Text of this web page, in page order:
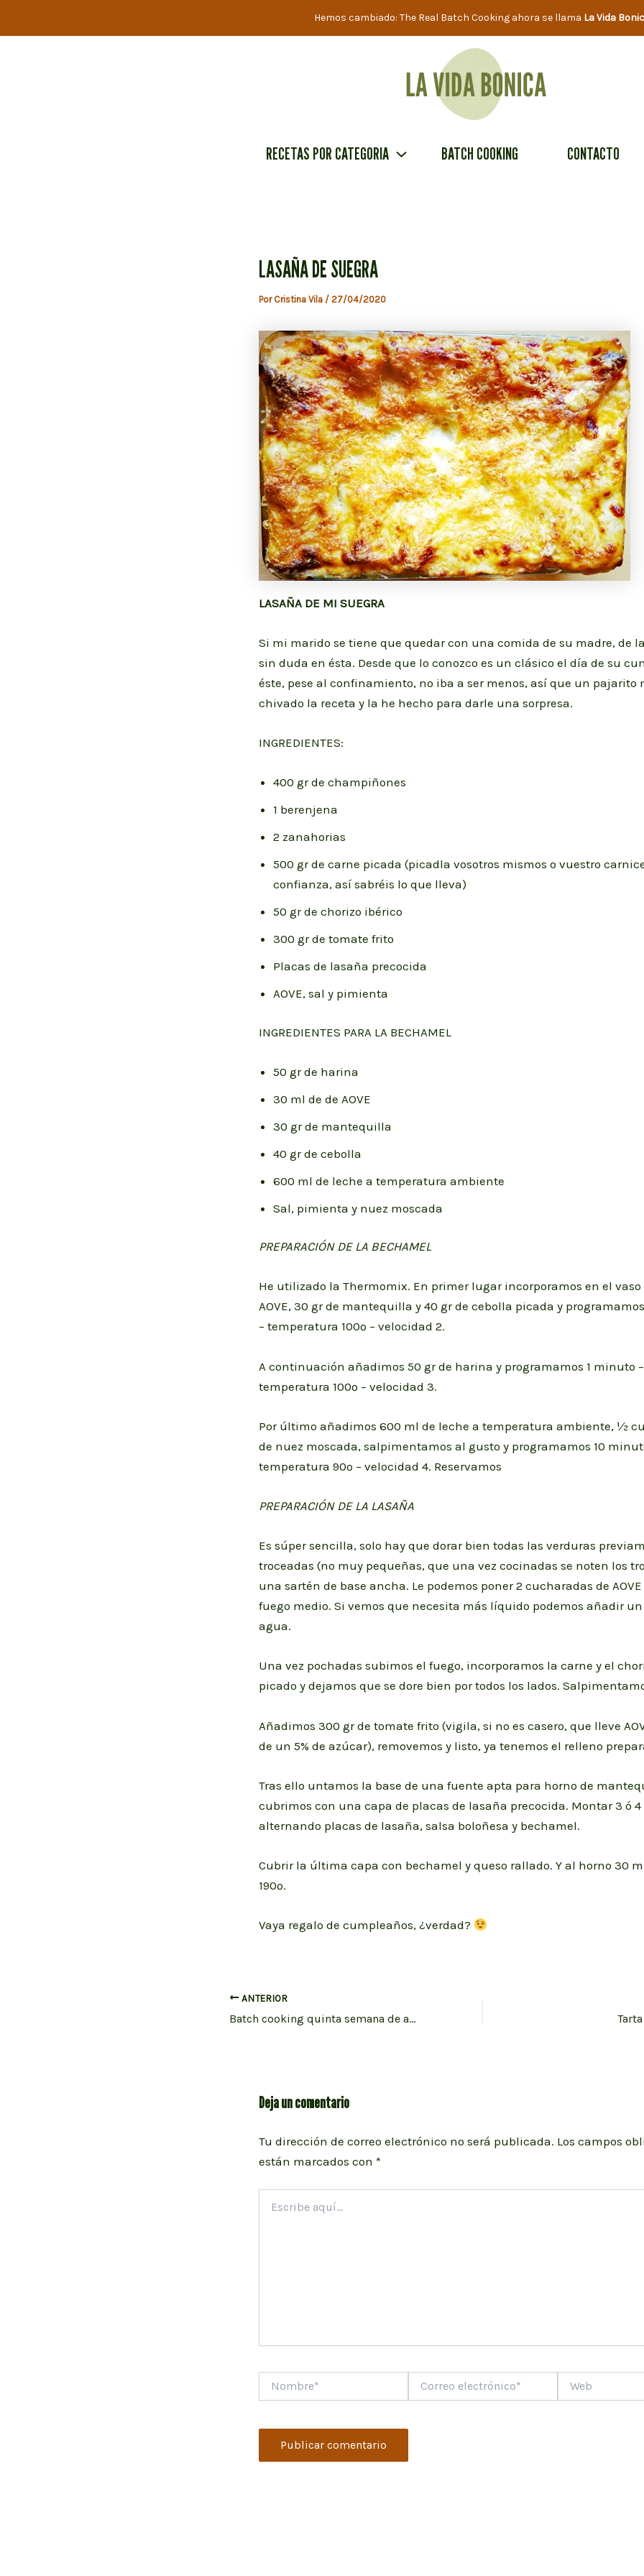
Hemos cambiado: The Real Batch Cooking ahora se llama La Vida
RECETAS POR CATEGORIA BATCH COOKING CONTACTO
LASAÑA DE SUEGRA
Por Cristina Vila / 27/04/2020
LASAÑA DE MI SUEGRA
Si mi marido se tiene que quedar con una comida de su madre, de
sin duda en ésta. Desde que lo conozco es un clásico el día de su
éste, pese al confinamiento, no iba a ser menos, así que un pajarito
chivado la receta y la he hecho para darle una sorpresa.
INGREDIENTES:
400 gr de champiñones
1 berenjena
2 zanahorias
500 gr de carne picada (picadla vosotros mismos o vuestro
confianza, así sabréis lo que lleva)
50 gr de chorizo ibérico
300 gr de tomate frito
Placas de lasaña precocida
AOVE, sal y pimienta
INGREDIENTES PARA LA BECHAMEL
50 gr de harina
30 ml de de AOVE
30 gr de mantequilla
40 gr de cebolla
600 ml de leche a temperatura ambiente
Sal, pimienta y nuez moscada
PREPARACIÓN DE LA BECHAMEL
He utilizado la Thermomix. En primer lugar incorporamos en el vaso
AOVE, 30 gr de mantequilla y 40 gr de cebolla picada y
– temperatura 100º – velocidad 2.
A continuación añadimos 50 gr de harina y programamos 1 minuto –
temperatura 100º – velocidad 3.
Por último añadimos 600 ml de leche a temperatura ambiente, ½
de nuez moscada, salpimentamos al gusto y programamos 10
temperatura 90º – velocidad 4. Reservamos
PREPARACIÓN DE LA LASAÑA
Es súper sencilla, solo hay que dorar bien todas las verduras
troceadas (no muy pequeñas, que una vez cocinadas se noten los
una sartén de base ancha. Le podemos poner 2 cucharadas de
fuego medio. Si vemos que necesita más líquido podemos añadir un
agua.
Una vez pochadas subimos el fuego, incorporamos la carne y el
picado y dejamos que se dore bien por todos los lados.
Añadimos 300 gr de tomate frito (vigila, si no es casero, que lleve
de un 5% de azúcar), removemos y listo, ya tenemos el relleno
Tras ello untamos la base de una fuente apta para horno de
cubrimos con una capa de placas de lasaña precocida. Montar 3 ó 4
alternando placas de lasaña, salsa boloñesa y bechamel.
Cubrir la última capa con bechamel y queso rallado. Y al horno 30
190º.
Vaya regalo de cumpleaños, ¿verdad?
Navegación
de
ANTERIOR
Batch cooking quinta semana de abril
Deja un comentario
Tu dirección de correo electrónico no será publicada. Los campos
están marcados con *
aquí...
electrónico*